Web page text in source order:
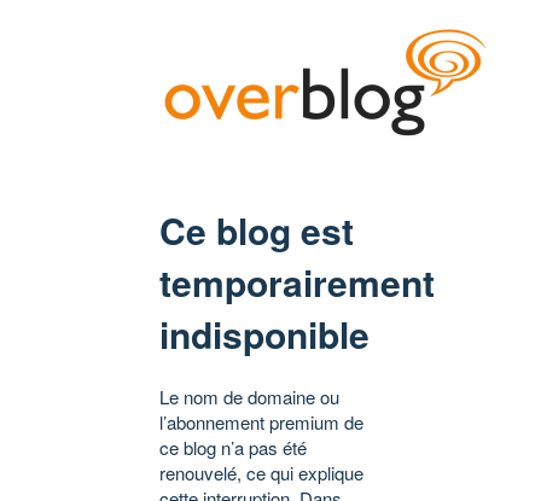
Ce blog est
temporairement
indisponible
Le nom de domaine ou
l’abonnement premium de
ce blog n’a pas été
renouvelé, ce qui explique